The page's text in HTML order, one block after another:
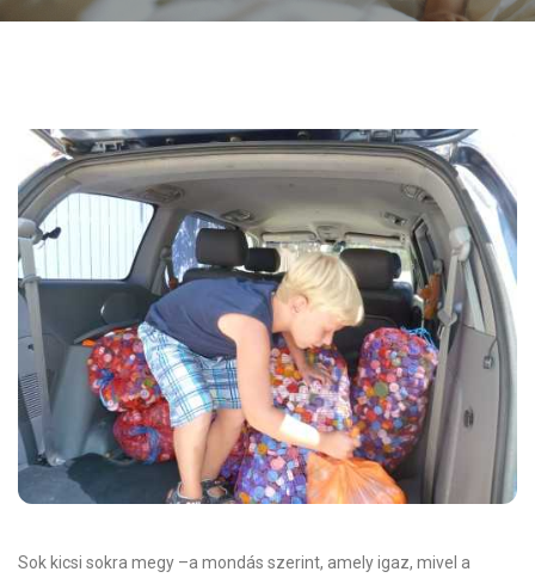
Sok kicsi sokra megy –a mondás szerint, amely igaz, mivel a